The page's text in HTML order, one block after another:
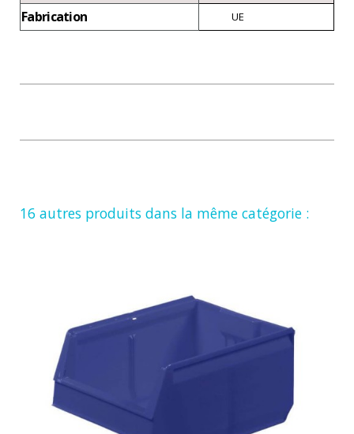
Fabrication UE
16 autres produits dans la même catégorie :